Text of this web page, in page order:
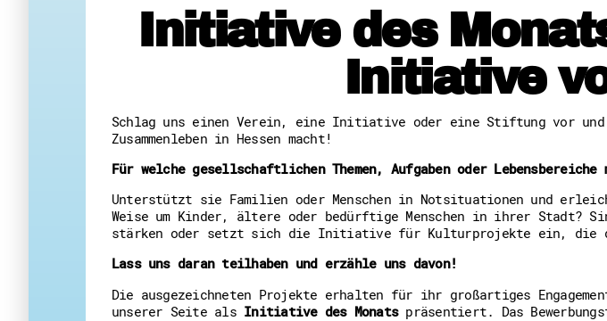
Initiative des
Initiative
Schlag uns einen Verein, eine Initiative oder eine Stiftung vor und
Zusammenleben in Hessen macht!
Für welche gesellschaftlichen Themen, Aufgaben oder
Unterstützt sie Familien oder Menschen in Notsituationen und
Weise um Kinder, ältere oder bedürftige Menschen in ihrer
stärken oder setzt sich die Initiative für Kulturprojekte ein, die das
Lass uns daran teilhaben und erzähle uns davon!
Die ausgezeichneten Projekte erhalten für ihr großartiges
unserer Seite als Initiative des Monats präsentiert. Das